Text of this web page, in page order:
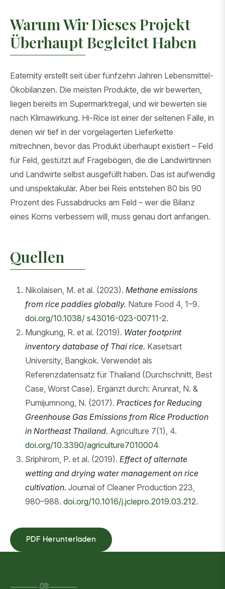
Warum Wir Dieses Projekt
Überhaupt Begleitet Haben
Eaternity erstellt seit über fünfzehn Jahren Lebensmittel-
Ökobilanzen. Die meisten Produkte, die wir bewerten,
liegen bereits im Supermarktregal, und wir bewerten sie
nach Klimawirkung. Hi-Rice ist einer der seltenen Fälle, in
denen wir tief in der vorgelagerten Lieferkette
mitrechnen, bevor das Produkt überhaupt existiert – Feld
für Feld, gestützt auf Fragebögen, die die Landwirtinnen
und Landwirte selbst ausgefüllt haben. Das ist aufwendig
und unspektakulär. Aber bei Reis entstehen 80 bis 90
Prozent des Fussabdrucks am Feld – wer die Bilanz
eines Korns verbessern will, muss genau dort anfangen.
Quellen
Nikolaisen, M. et al. (2023). Methane emissions
from rice paddies globally. Nature Food 4, 1–9.
doi.org/10.1038/ s43016-023-00711-2.
Mungkung, R. et al. (2019). Water footprint
inventory database of Thai rice. Kasetsart
University, Bangkok. Verwendet als
Referenzdatensatz für Thailand (Durchschnitt, Best
Case, Worst Case). Ergänzt durch: Arunrat, N. &
Pumijumnong, N. (2017). Practices for Reducing
Greenhouse Gas Emissions from Rice Production
in Northeast Thailand. Agriculture 7(1), 4.
doi.org/10.3390/agriculture7010004.
Sriphirom, P. et al. (2019). Effect of alternate
wetting and drying water management on rice
cultivation. Journal of Cleaner Production 223,
980–988. doi.org/10.1016/j.jclepro.2019.03.212.
PDF Herunterladen